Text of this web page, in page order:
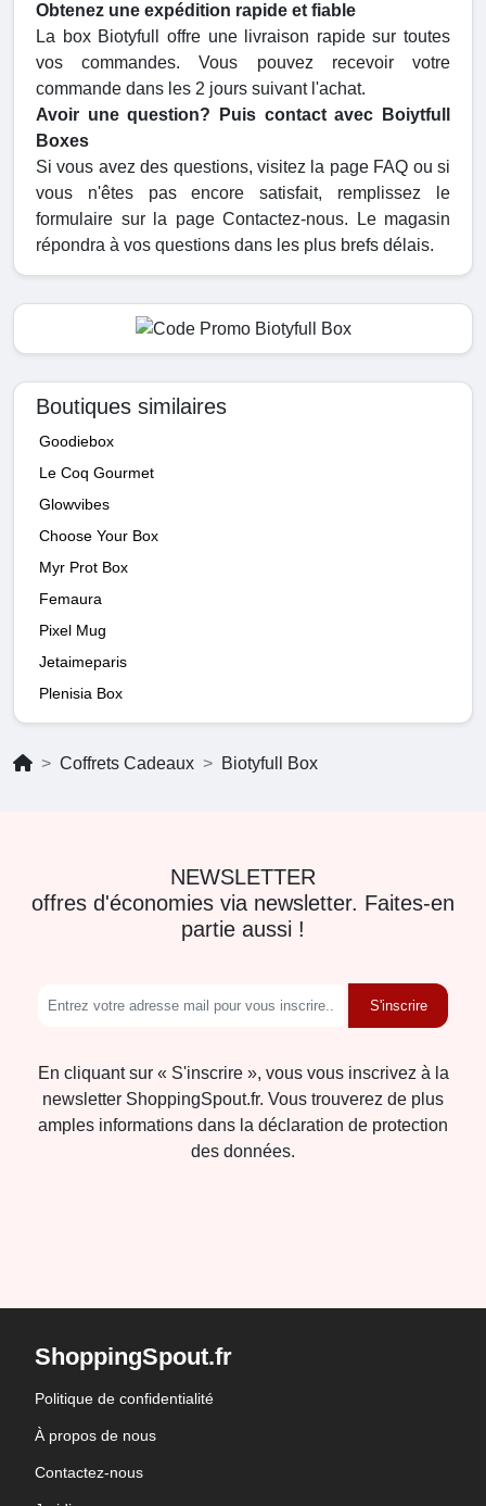
Obtenez une expédition rapide et fiable
La box Biotyfull offre une livraison rapide sur toutes
vos commandes. Vous pouvez recevoir votre
commande dans les 2 jours suivant l'achat.
Avoir une question? Puis contact avec Boiytfull
Boxes
Si vous avez des questions, visitez la page FAQ ou si
vous n'êtes pas encore satisfait, remplissez le
formulaire sur la page Contactez-nous. Le magasin
répondra à vos questions dans les plus brefs délais.
Boutiques similaires
Goodiebox
Le Coq Gourmet
Glowvibes
Choose Your Box
Myr Prot Box
Femaura
Pixel Mug
Jetaimeparis
Plenisia Box
Coffrets Cadeaux Biotyfull Box
NEWSLETTER
offres d'économies via newsletter. Faites-en
partie aussi !
S'inscrire
En cliquant sur « S'inscrire », vous vous inscrivez à la
newsletter ShoppingSpout.fr. Vous trouverez de plus
amples informations dans la déclaration de protection
des données.
ShoppingSpout.fr
Politique de confidentialité
À propos de nous
Contactez-nous